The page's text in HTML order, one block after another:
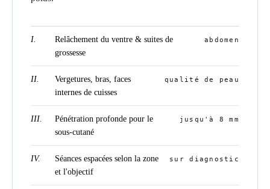
I.
Relâchement du ventre & suites de
grossesse
abdomen
II.
Vergetures, bras, faces
internes de cuisses
qualité de peau
III.
Pénétration profonde pour le
sous-cutané
jusqu'à 8 mm
IV.
Séances espacées selon la zone
et l'objectif
sur diagnostic